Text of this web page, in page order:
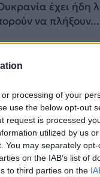
processing of your
use the below opt-out
request is processed
utilized by us
You may separately
on the IAB’s list of
to third parties on the
έχει ήδη
να πλήξουν...
Άμυνας
μαζί
με επικεφαλής
και